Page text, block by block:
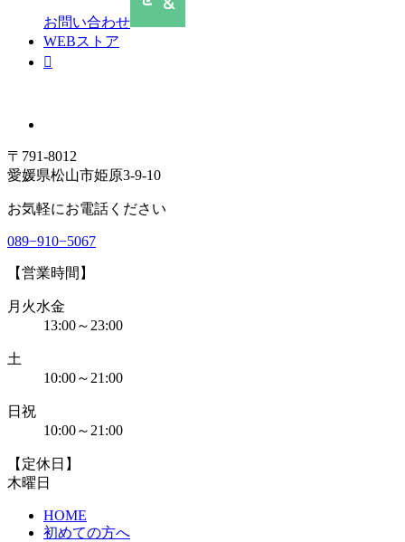
お問い合わせ
WEBストア
〒791-8012
愛媛県松山市姫原3-9-10
お気軽にお電話ください
089−910−5067
【営業時間】
月火水金
13:00～23:00
土
10:00～21:00
日祝
10:00～21:00
【定休日】
木曜日
HOME
初めての方へ